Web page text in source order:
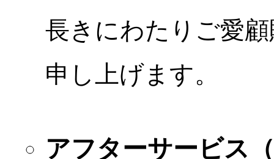
長きにわたりご愛
申し上げます。
アフターサービス